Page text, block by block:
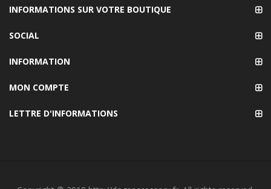
INFORMATIONS SUR VOTRE BOUTIQUE
SOCIAL
INFORMATION
MON COMPTE
LETTRE D'INFORMATIONS